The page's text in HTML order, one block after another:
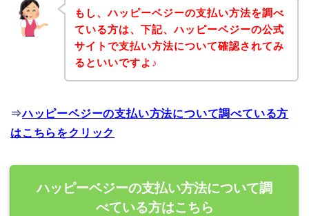
もし、ハッピーベジーの支払い方法を調べ
ている方は、下記、ハッピーベジーの公式
サイトで支払い方法について確認されてみ
るといいですよ♪
⇒ハッピーベジーの支払い方法について調べている方
はこちらをクリック
ハッピーベジーの支払い方法について調
べている方はこちら